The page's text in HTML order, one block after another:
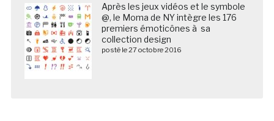
Après les jeux vidéos et le symbole
@, le Moma de NY intègre les 176
premiers émoticônes à sa
collection design
posté le 27 octobre 2016